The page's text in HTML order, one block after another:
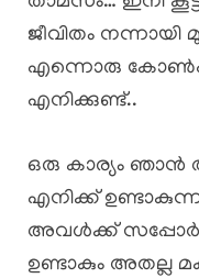
ജീവിതം
എന്നൊരു
എനിക്കുണ്ട്..
ഒരു കാര്യം ഞാൻ
എനിക്ക്
അവൾക്ക്
ഉണ്ടാകും അതല്ല